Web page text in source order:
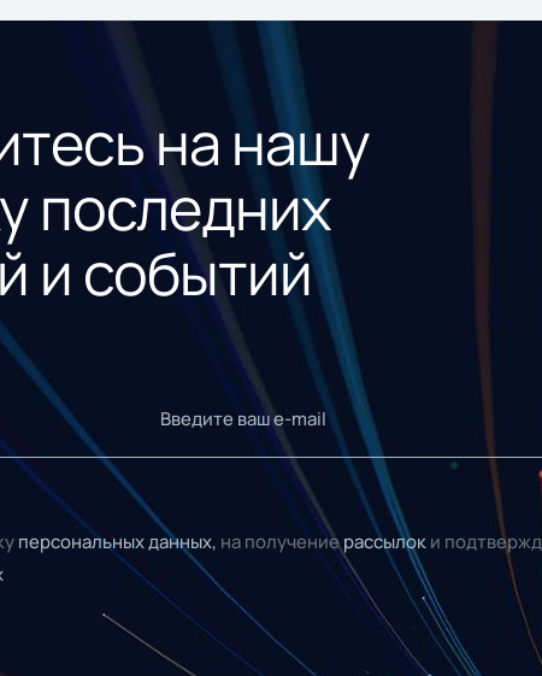
на нашу
последних
и событий
персональных данных, на получениерассылок и